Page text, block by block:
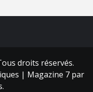
droits réservés.
| Magazine 7 par